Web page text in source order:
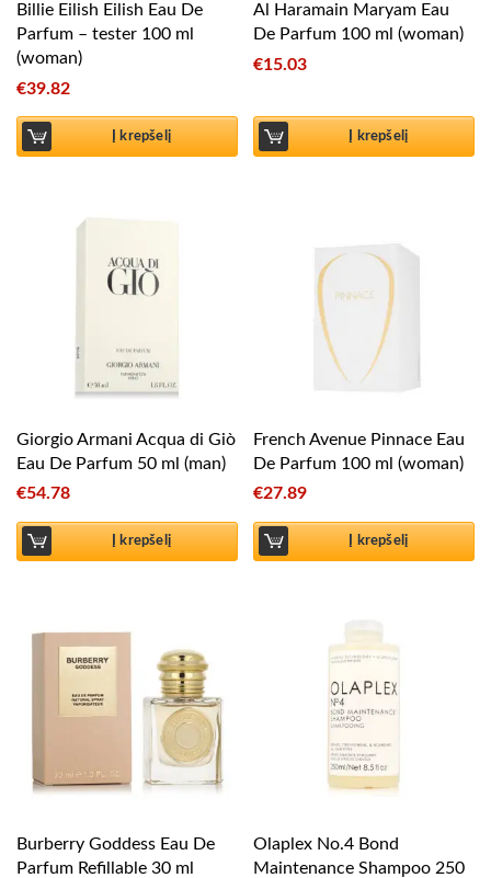
Billie Eilish Eilish Eau De
Parfum – tester 100 ml
(woman)
€39.82
Į krepšelį
Al Haramain Maryam Eau
De Parfum 100 ml (woman)
€15.03
Į krepšelį
Giorgio Armani Acqua di Giò
Eau De Parfum 50 ml (man)
€54.78
Į krepšelį
French Avenue Pinnace Eau
De Parfum 100 ml (woman)
€27.89
Į krepšelį
Burberry Goddess Eau De
Parfum Refillable 30 ml
Olaplex No.4 Bond
Maintenance Shampoo 250